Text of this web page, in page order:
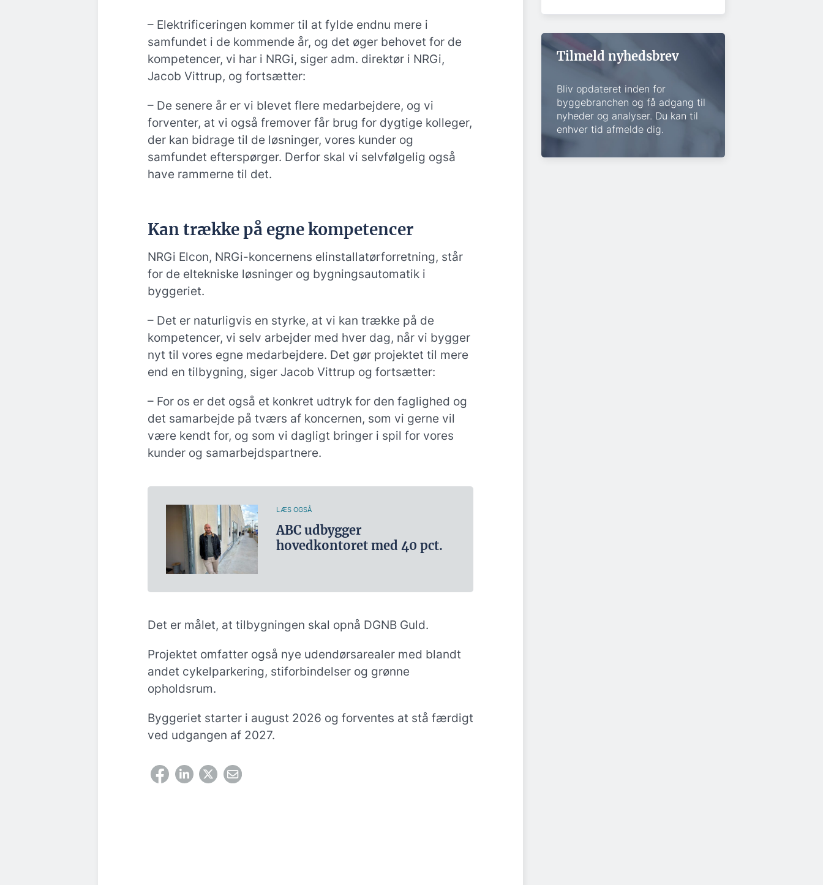
– Elektrificeringen kommer til at fylde endnu mere i
samfundet i de kommende år, og det øger behovet for de
kompetencer, vi har i NRGi, siger adm. direktør i NRGi,
Jacob Vittrup, og fortsætter:
– De senere år er vi blevet flere medarbejdere, og vi
forventer, at vi også fremover får brug for dygtige kolleger,
der kan bidrage til de løsninger, vores kunder og
samfundet efterspørger. Derfor skal vi selvfølgelig også
have rammerne til det.
Kan trække på egne kompetencer
NRGi Elcon, NRGi-koncernens elinstallatørforretning, står
for de eltekniske løsninger og bygningsautomatik i
byggeriet.
– Det er naturligvis en styrke, at vi kan trække på de
kompetencer, vi selv arbejder med hver dag, når vi bygger
nyt til vores egne medarbejdere. Det gør projektet til mere
end en tilbygning, siger Jacob Vittrup og fortsætter:
– For os er det også et konkret udtryk for den faglighed og
det samarbejde på tværs af koncernen, som vi gerne vil
være kendt for, og som vi dagligt bringer i spil for vores
kunder og samarbejdspartnere.
LÆS OGSÅ
ABC udbygger
hovedkontoret med 40 pct.
Det er målet, at tilbygningen skal opnå DGNB Guld.
Projektet omfatter også nye udendørsarealer med blandt
andet cykelparkering, stiforbindelser og grønne
opholdsrum.
Byggeriet starter i august 2026 og forventes at stå færdigt
ved udgangen af 2027.
Tilmeld nyhedsbrev
Bliv opdateret inden for
byggebranchen og få adgang til
nyheder og analyser. Du kan til
enhver tid afmelde dig.